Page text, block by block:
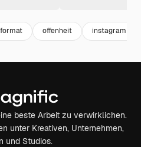
format offenheit instagram
beste Arbeit zu verwirklichen.
unter Kreativen, Unternehmen,
und Studios.